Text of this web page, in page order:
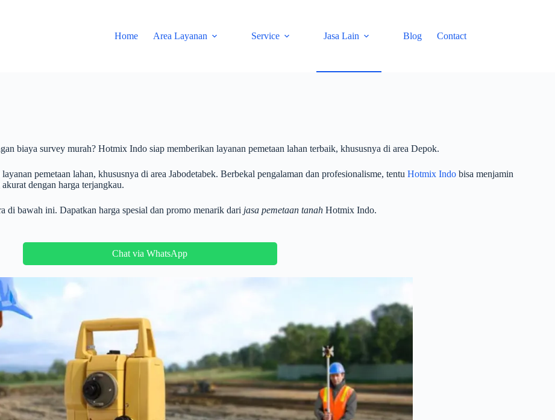
Home
Area Layanan Service Jasa Lain Blog Contact
biaya survey murah? Hotmix Indo siap memberikan layanan pemetaan lahan terbaik, khususnya di area Depok.
pemetaan lahan, khususnya di area Jabodetabek. Berbekal pengalaman dan profesionalisme, tentu Hotmix Indo bisa menjamin
dengan harga terjangkau.
bawah ini. Dapatkan harga spesial dan promo menarik dari jasa pemetaan tanah Hotmix Indo.
Chat via WhatsApp